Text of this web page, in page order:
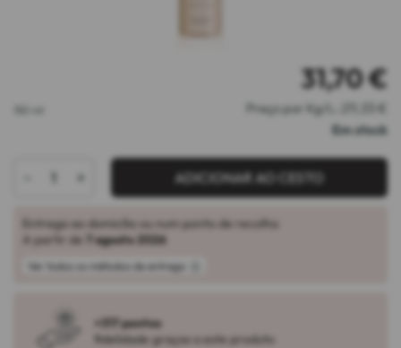
31,70€
Preço por Kg/L: 211,33 €
Em stock
+ ADICIONAR AO CESTO
Entrega ao domicílio ou num ponto de recolha
A partir de
7 agosto 2026
Ver todos os métodos de entrega
+317 pontos
fidelidade graças a este produto